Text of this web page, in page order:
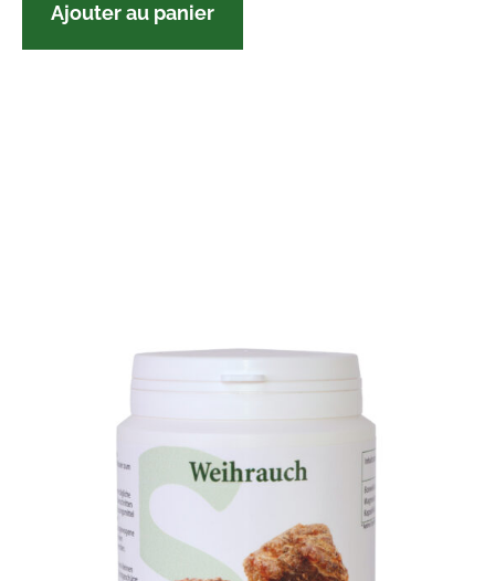
Ajouter au panier